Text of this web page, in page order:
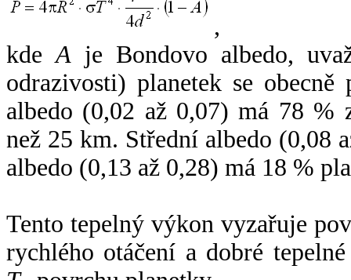
,
kdeA je Bondovo albedo,
odrazivosti) planetek se
albedo (0,02 až 0,07) má 78 %
než 25 km. Střední albedo (0,08
albedo (0,13 až 0,28) má 18 %
Tento tepelný výkon vyzařuje
rychlého otáčení a dobré